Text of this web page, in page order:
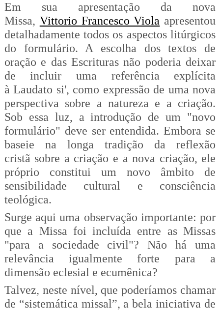
Em sua apresentação da nova
Missa, Vittorio Francesco Viola apresentou
detalhadamente todos os aspectos litúrgicos
do formulário. A escolha dos textos de
oração e das Escrituras não poderia deixar
de incluir uma referência explícita
àLaudato si', como expressão de uma nova
perspectiva sobre a natureza e a criação.
Sob essa luz, a introdução de um "novo
formulário" deve ser entendida. Embora se
baseie na longa tradição da reflexão
cristã sobre a criação e a nova criação, ele
próprio constitui um novo âmbito de
sensibilidade cultural e consciência
teológica.
Surge aqui uma observação importante: por
que a Missa foi incluída entre as Missas
"para a sociedade civil"? Não há uma
relevância igualmente forte para a
dimensão eclesial e ecumênica?
Talvez, neste nível, que poderíamos chamar
de “sistemática missal”, a bela iniciativa de